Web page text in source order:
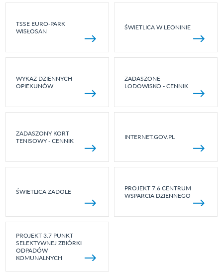
TSSE EURO-PARK
WISŁOSAN
ŚWIETLICA W LEONINIE
WYKAZ DZIENNYCH
OPIEKUNÓW
ZADASZONE
LODOWISKO - CENNIK
ZADASZONY KORT
TENISOWY - CENNIK
INTERNET.GOV.PL
ŚWIETLICA ZADOLE
PROJEKT 7.6 CENTRUM
WSPARCIA DZIENNEGO
PROJEKT 3.7 PUNKT
SELEKTYWNEJ ZBIÓRKI
ODPADÓW
KOMUNALNYCH